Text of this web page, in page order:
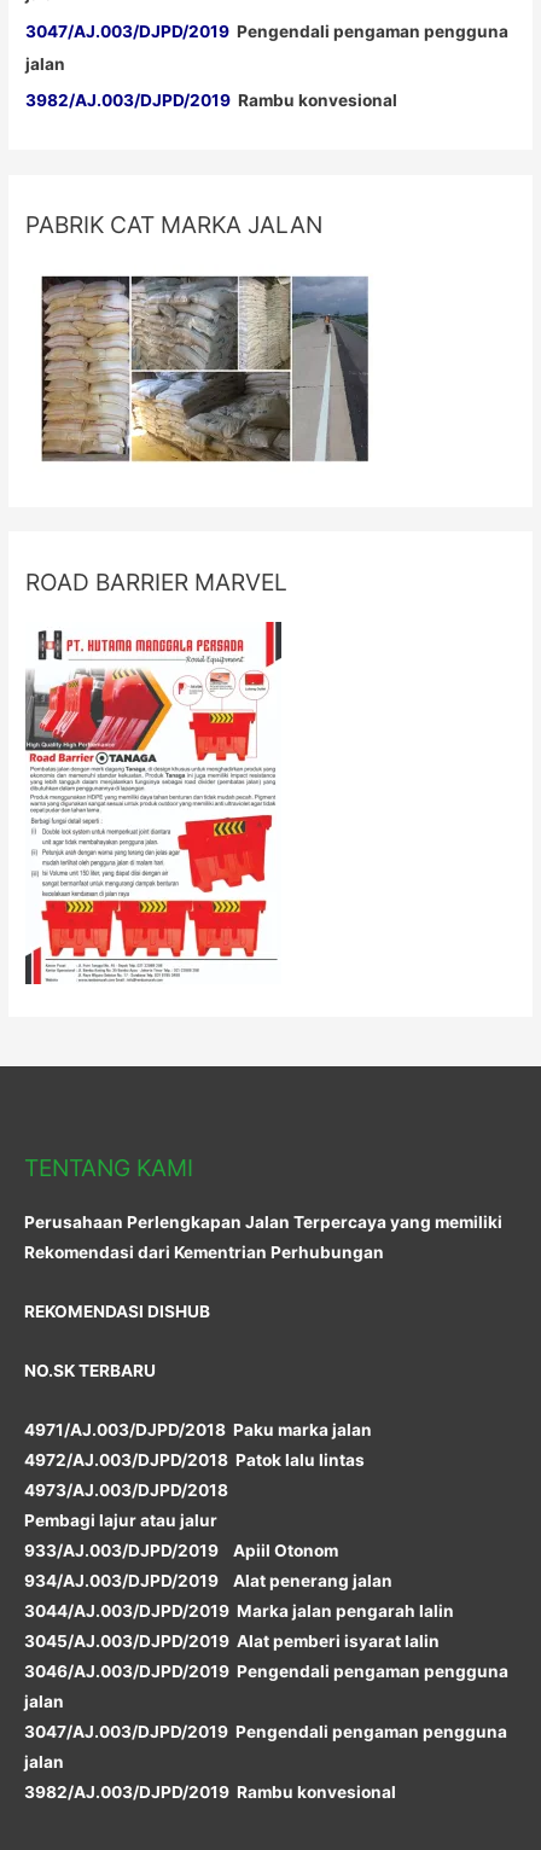
3047/AJ.003/DJPD/2019 Pengendali pengaman pengguna
jalan
3982/AJ.003/DJPD/2019 Rambu konvesional
PABRIK CAT MARKA JALAN
ROAD BARRIER MARVEL
TENTANG KAMI
Perusahaan Perlengkapan Jalan Terpercaya yang memiliki
Rekomendasi dari Kementrian Perhubungan
REKOMENDASI DISHUB
NO.SK TERBARU
4971/AJ.003/DJPD/2018 Paku marka jalan
4972/AJ.003/DJPD/2018 Patok lalu lintas
4973/AJ.003/DJPD/2018
Pembagi lajur atau jalur
933/AJ.003/DJPD/2019 Apiil Otonom
934/AJ.003/DJPD/2019 Alat penerang jalan
3044/AJ.003/DJPD/2019 Marka jalan pengarah lalin
3045/AJ.003/DJPD/2019 Alat pemberi isyarat lalin
3046/AJ.003/DJPD/2019 Pengendali pengaman pengguna
jalan
3047/AJ.003/DJPD/2019 Pengendali pengaman pengguna
jalan
3982/AJ.003/DJPD/2019 Rambu konvesional